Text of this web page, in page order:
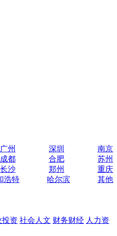
广州 深圳
南京
成都 合肥
苏州
长沙 郑州
重庆
浩特 哈尔滨
其他
投资 社会人文 财务财经 人力资